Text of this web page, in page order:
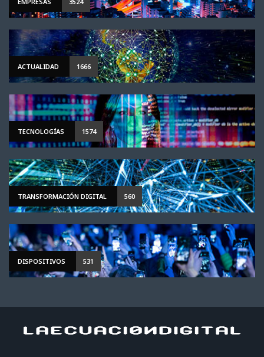
ACTUALIDAD 1666
TECNOLOGÍAS 1574
TRANSFORMACIÓN DIGITAL 560
DISPOSITIVOS 531